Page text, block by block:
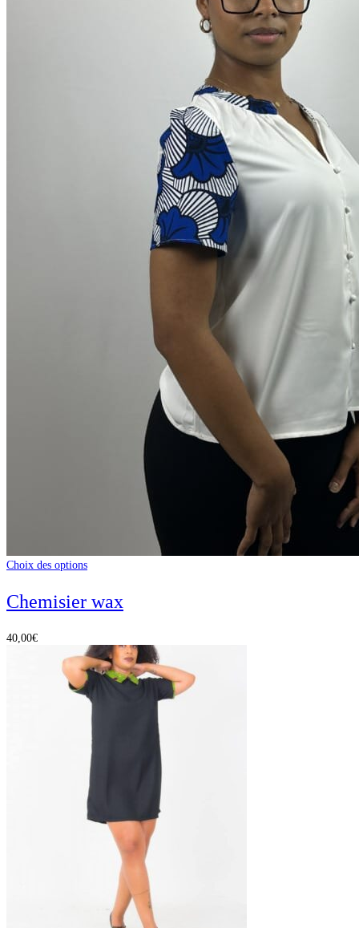
Choix des options
Chemisier wax
40,00€